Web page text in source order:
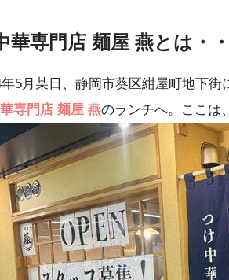
華専門店 麺屋 燕とは・
年5月某日、静岡市葵区紺屋町地下
専門店 麺屋 燕のランチへ。ここは